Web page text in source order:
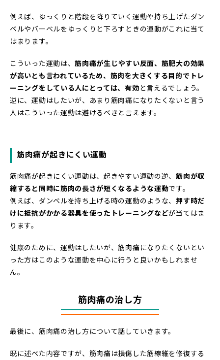
例えば、ゆっくりと階段を降りていく運動や持ち上げたダン
ベルやバーベルをゆっくりと下ろすときの運動がこれに当て
はまります。
こういった運動は、筋肉痛が生じやすい反面、筋肥大の効果
が高いとも言われているため、筋肉を大きくする目的でトレ
ーニングをしている人にとっては、有効と言えるでしょう。
逆に、運動はしたいが、あまり筋肉痛になりたくないと言う
人はこういった運動は避けるべきと言えます。
筋肉痛が起きにくい運動
筋肉痛が起きにくい運動は、起きやすい運動の逆、筋肉が収
縮すると同時に筋肉の長さが短くなるような運動です。
例えば、ダンベルを持ち上げる時の運動のような、押す時だ
けに抵抗がかかる器具を使ったトレーニングなどが当てはま
ります。
健康のために、運動はしたいが、筋肉痛になりたくないとい
った方はこのような運動を中心に行うと良いかもしれませ
ん。
筋肉痛の治し方
最後に、筋肉痛の治し方について話していきます。
既に述べた内容ですが、筋肉痛は損傷した筋線維を修復する